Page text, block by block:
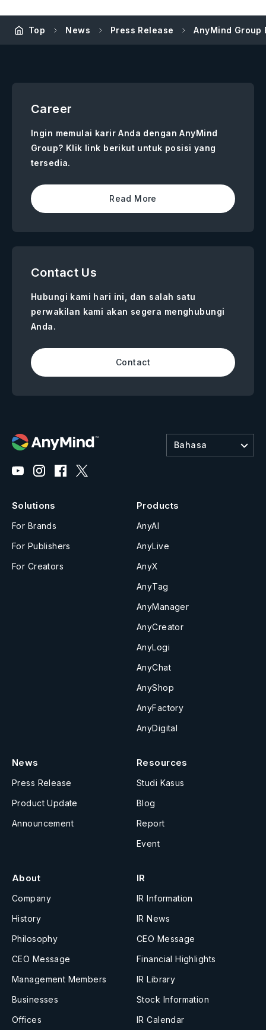
Top News Press Release AnyMind Group
Career
Ingin memulai karir Anda dengan AnyMind
Group? Klik link berikut untuk posisi yang
tersedia.
Read More
Contact Us
Hubungi kami hari ini, dan salah satu
perwakilan kami akan segera menghubungi
Anda.
Contact
Bahasa
Solutions
For Brands
For Publishers
For Creators
Products
AnyAI
AnyLive
AnyX
AnyTag
AnyManager
AnyCreator
AnyLogi
AnyChat
AnyShop
AnyFactory
AnyDigital
News
Press Release
Product Update
Announcement
Resources
Studi Kasus
Blog
Report
Event
About
Company
History
Philosophy
CEO Message
Management Members
Businesses
Offices
IR
IR Information
IR News
CEO Message
Financial Highlights
IR Library
Stock Information
IR Calendar